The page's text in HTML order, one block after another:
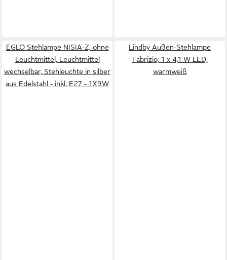
EGLO Stehlampe NISIA-Z, ohne
Leuchtmittel, Leuchtmittel
wechselbar, Stehleuchte in silber
aus Edelstahl - inkl. E27 - 1X9W
Lindby Außen-Stehlampe
Fabrizio, 1 x 4,1 W LED,
warmweiß